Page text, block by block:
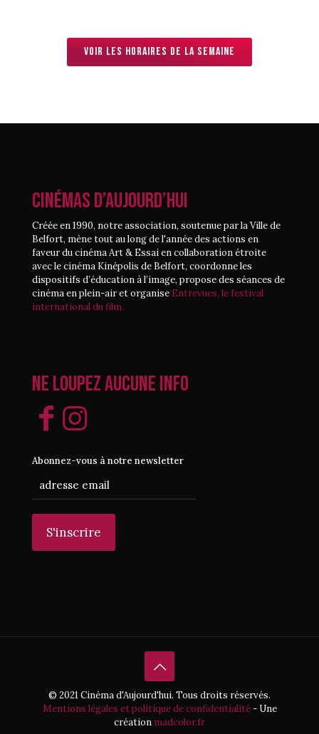
Voir les horaires de la semaine
CINÉMAS D’AUJOURD’HUI
Créée en 1990, notre association, soutenue par la Ville de
Belfort, mène tout au long de l'année des actions en
faveur du cinéma Art & Essai en collaboration étroite
avec le cinéma Kinépolis de Belfort, coordonne les
dispositifs d’éducation à l’image, propose des séances de
cinéma en plein-air et organise Entrevues, le festival
international du film.
Ne loupez aucune info
Abonnez-vous à notre newsletter
© 2021 Cinéma d'Aujourd'hui. Tous droits réservés.
Mentions légales et politique de confidentialité- Une
création madcolor.fr